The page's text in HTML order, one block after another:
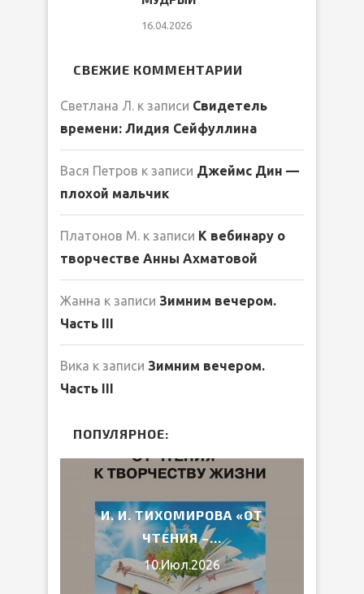
16.04.2026
СВЕЖИЕ КОММЕНТАРИИ
Светлана Л. к записи Свидетель
времени: Лидия Сейфуллина
Вася Петров к записи Джеймс Дин —
плохой мальчик
Платонов М. к записи К вебинару о
творчестве Анны Ахматовой
Жанна к записи Зимним вечером.
Часть III
Вика к записи Зимним вечером.
Часть III
ПОПУЛЯРНОЕ:
И. И. ТИХОМИРОВА «ОТ
ЧТЕНИЯ –...
10.Июл.2026